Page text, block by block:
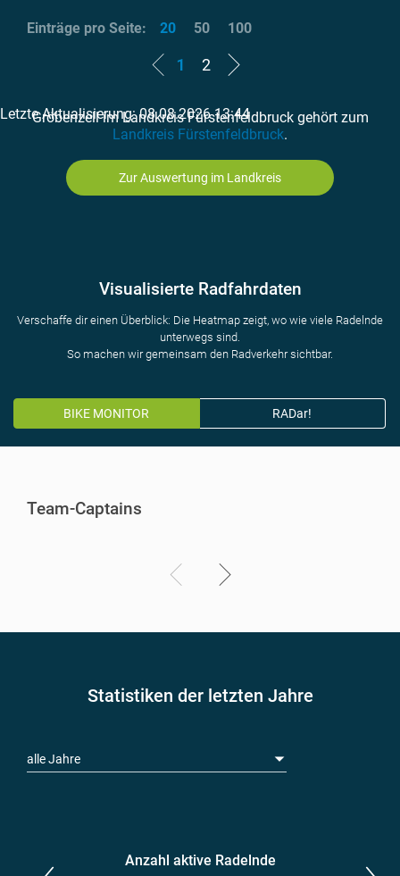
1 2
Letzte Aktualisierung: 08.08.2026 13:44
Einträge pro Seite: 20 50 100
Gröbenzell im Landkreis Fürstenfeldbruck gehört zum
Landkreis Fürstenfeldbruck.
Zur Auswertung im Landkreis
Visualisierte Radfahrdaten
Verschaffe dir einen Überblick: Die Heatmap zeigt, wo wie viele Radelnde
unterwegs sind.
So machen wir gemeinsam den Radverkehr sichtbar.
BIKE MONITOR RADar!
Team-Captains
Statistiken der letzten Jahre
alle Jahre
Anzahl aktive Radelnde